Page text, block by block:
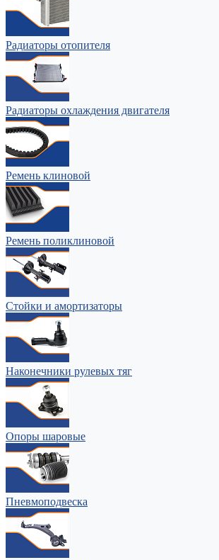
Радиаторы отопителя
Радиаторы охлаждения двигателя
Ремень клиновой
Ремень поликлиновой
Стойки и амортизаторы
Наконечники рулевых тяг
Опоры шаровые
Пневмоподвеска